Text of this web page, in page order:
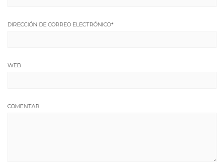
DIRECCIÓN DE CORREO ELECTRÓNICO*
WEB
COMENTAR